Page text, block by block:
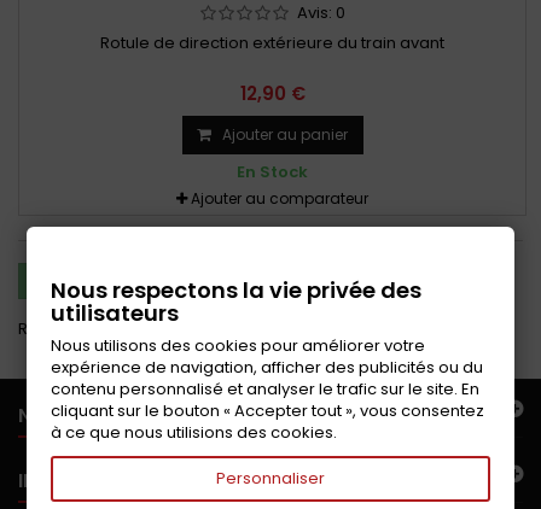
Avis: 0
Rotule de direction extérieure du train avant
12,90 €
Ajouter au panier
En Stock
Ajouter au comparateur
COMPARER (0)
Résultats 1 - 7 sur 7.
NOTRE OFFRE
INFORMATIONS
Nous respectons la vie privée des
utilisateurs
Nous utilisons des cookies pour améliorer votre
expérience de navigation, afficher des publicités ou du
contenu personnalisé et analyser le trafic sur le site. En
cliquant sur le bouton « Accepter tout », vous consentez
à ce que nous utilisions des cookies.
Personnaliser